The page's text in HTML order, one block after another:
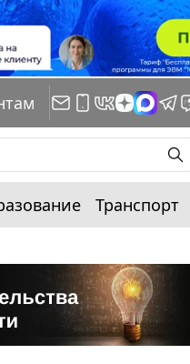
Транспорт